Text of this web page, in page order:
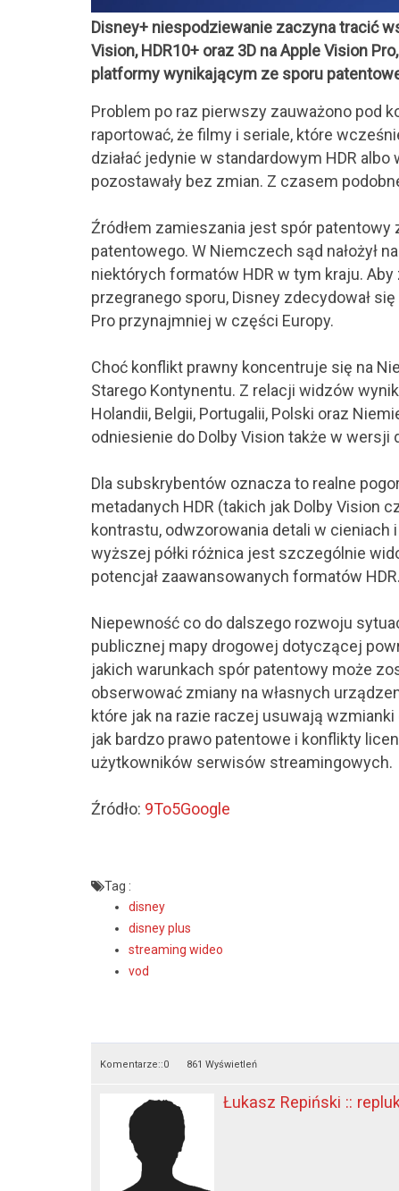
Disney+ niespodziewanie zaczyna tracić
Vision, HDR10+ oraz 3D na Apple Vision
platformy wynikającym ze sporu
Problem po raz pierwszy zauważono pod
raportować, że filmy i seriale, które
działać jedynie w standardowym HDR
pozostawały bez zmian. Z czasem
Źródłem zamieszania jest spór
patentowego. W Niemczech sąd nałożył
niektórych formatów HDR w tym kraju.
przegranego sporu, Disney zdecydował
Pro przynajmniej w części Europy.
Choć konflikt prawny koncentruje się na
Starego Kontynentu. Z relacji widzów
Holandii, Belgii, Portugalii, Polski oraz
odniesienie do Dolby Vision także w wersji
Dla subskrybentów oznacza to realne
metadanych HDR (takich jak Dolby Vision
kontrastu, odwzorowania detali w
wyższej półki różnica jest szczególnie
potencjał zaawansowanych formatów HDR.
Niepewność co do dalszego rozwoju
publicznej mapy drogowej dotyczącej
jakich warunkach spór patentowy może
obserwować zmiany na własnych
które jak na razie raczej usuwają
jak bardzo prawo patentowe i konflikty
użytkowników serwisów streamingowych.
Źródło: 9To5Google
Tag :
disney
disney plus
streaming wideo
vod
Komentarze::0 861 Wyświetleń
Łukasz Repiński ::